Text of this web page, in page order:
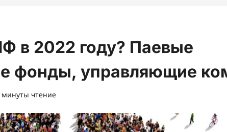
в 2022 году? Паевые
фонды, управляющие
минуты чтение